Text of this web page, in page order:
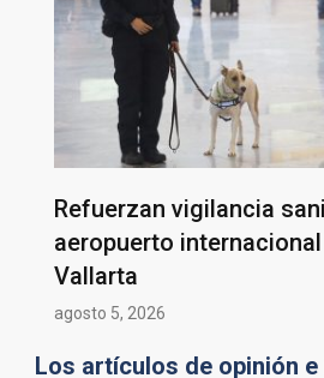
Refuerzan vigilancia
aeropuerto
Vallarta
agosto 5, 2026
Los artículos de opinión